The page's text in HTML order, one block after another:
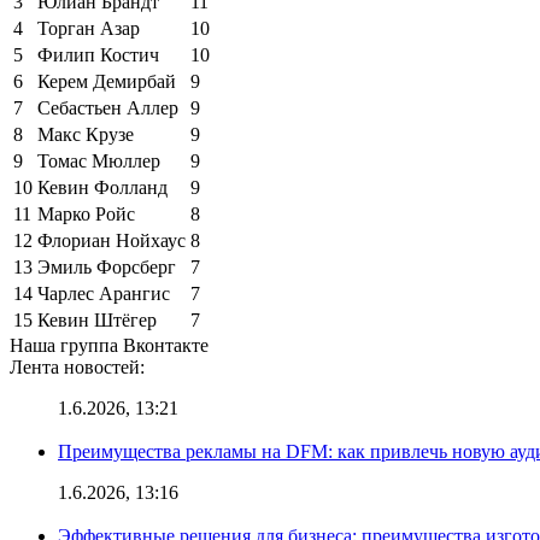
4
Торган Азар
10
5
Филип Костич
10
6
Керем Демирбай
9
7
Себастьен Аллер 9
8
Макс Крузе
9
9
Томас Мюллер
9
10 Кевин Фолланд
9
11 Марко Ройс
8
12 Флориан Нойхаус 8
13 Эмиль Форсберг
7
14 Чарлес Арангис
7
15 Кевин Штёгер
7
Наша группа Вконтакте
Лента новостей:
1.6.2026, 13:21
Преимущества рекламы на DFM: как привлечь новую
1.6.2026, 13:16
Эффективные решения для бизнеса: преимущества